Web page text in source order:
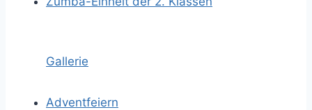
Gallerie
Adventfeiern